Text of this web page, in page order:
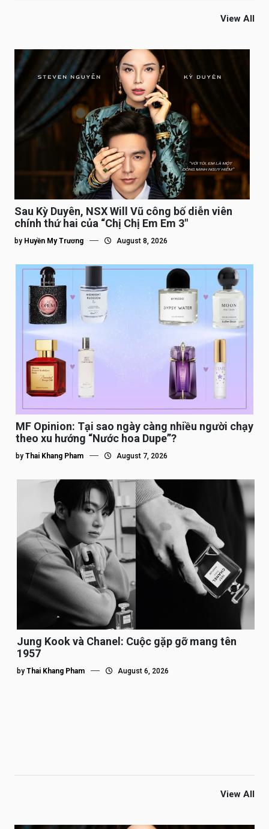
View All
Sau Kỳ Duyên, NSX Will Vũ công bố diễn viên
chính thứ hai của “Chị Chị Em Em 3″
by Huyền My Trương August 8, 2026
MF Opinion: Tại sao ngày càng nhiều người chạy
theo xu hướng “Nước hoa Dupe”?
by Thai Khang Pham August 7, 2026
Jung Kook và Chanel: Cuộc gặp gỡ mang tên
1957
by Thai Khang Pham August 6, 2026
View All